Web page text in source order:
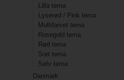
Lilla tema
Lyserød / Pink tema
Multifarvet tema
Rosegold tema
Rød tema
Sort tema
Sølv tema
Danmark